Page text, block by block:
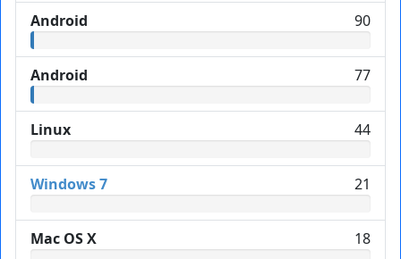
Android 90
Android 77
Linux 44
Windows 7 21
Mac OS X 18